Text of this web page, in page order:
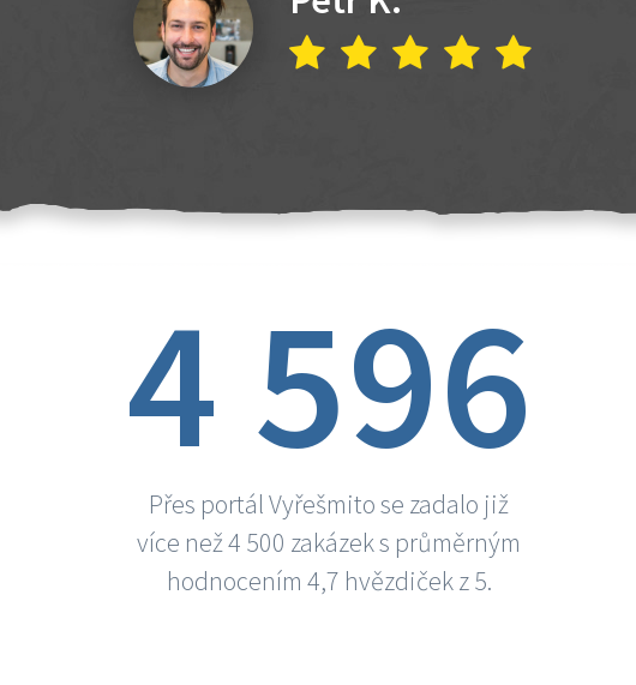
4 596
Přes portál Vyřešmito se zadalo již
více než 4 500 zakázek s průměrným
hodnocením 4,7 hvězdiček z 5.